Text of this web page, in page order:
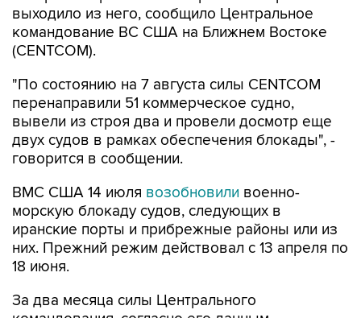
(CENTCOM).
"По состоянию на 7 августа силы CENTCOM
вывели из строя два и провели досмотр еще
двух судов в рамках обеспечения блокады", -
говорится в сообщении.
ВМС США 14 июлявозобновили
иранские порты и прибрежные районы или из
них. Прежний режим действовал с 13 апреля по
18 июня.
За два месяца силы Центрального
перенаправили 142 судна, соблюдавших